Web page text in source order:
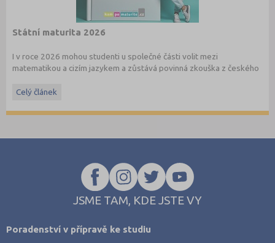
Státní maturita 2026
I v roce 2026 mohou studenti u společné části volit mezi
matematikou a cizím jazykem a zůstává povinná zkouška z českého
informacemi.
Celý článek
JSME TAM, KDE JSTE VY
Poradenství v přípravě ke studiu